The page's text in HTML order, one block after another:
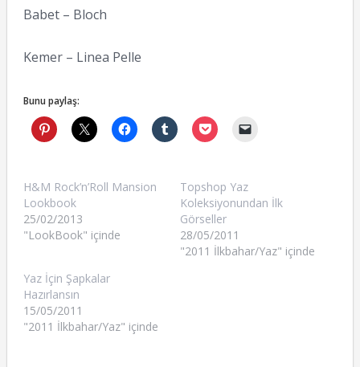
Babet – Bloch
Kemer – Linea Pelle
Bunu paylaş:
H&M Rock’n’Roll Mansion
Lookbook
25/02/2013
"LookBook" içinde
Topshop Yaz
Koleksiyonundan İlk
Görseller
28/05/2011
"2011 İlkbahar/Yaz" içinde
Yaz İçin Şapkalar
Hazırlansın
15/05/2011
"2011 İlkbahar/Yaz" içinde